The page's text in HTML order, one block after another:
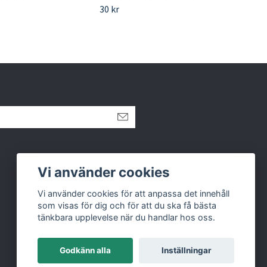
30 kr
Vi använder cookies
Vi använder cookies för att anpassa det innehåll
som visas för dig och för att du ska få bästa
tänkbara upplevelse när du handlar hos oss.
Godkänn alla Inställningar